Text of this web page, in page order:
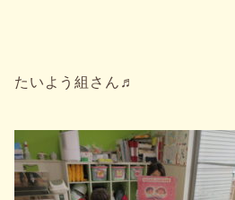
たいよう組さん♬